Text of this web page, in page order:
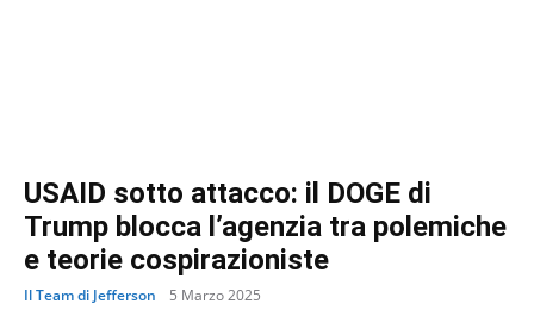
USAID sotto attacco: il DOGE di
Trump blocca l’agenzia tra polemiche
e teorie cospirazioniste
Il Team di Jefferson
5 Marzo 2025